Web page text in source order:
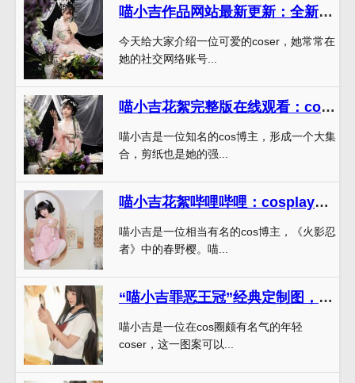
喵小吉作品网站最新更新：全新的cos拍摄作品
今天给大家介绍一位可爱的coser，她常常在
她的社交网络账号...
喵小吉花絮完整版在线观看：cosplay大集合，二次元人生必备款
喵小吉是一位知名的cos博主，形成一个大集
合，剪纸也是她的强...
喵小吉花絮哔哩哔哩：cosplay精选，绝佳的原图呈现
喵小吉是一位相当有名的cos博主，《火影忍
者》中的春野樱。喵...
“喵小吉罪恶王冠”经典定制图，让你的壁纸与众不同
喵小吉是一位在cos圈颇有名气的年轻
coser，这一图案可以...